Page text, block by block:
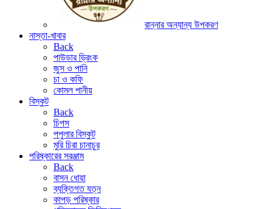
রান্নার অন্যান্য উপকরণ
নাস্তা-খাবার
Back
পাউডার ড্রিংক
জুস ও পানি
চা ও কফি
কোমল পানীয়
বিস্কুট
Back
চিপস
পপুলার বিস্কুট
মুরি চিরা চানাচুর
পরিষ্কারের সরঞ্জাম
Back
বাসন ধোয়া
ব্যক্তিগত যত্ন
কাপড় পরিষ্কার